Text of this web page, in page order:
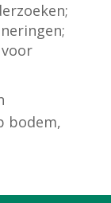
bodem,